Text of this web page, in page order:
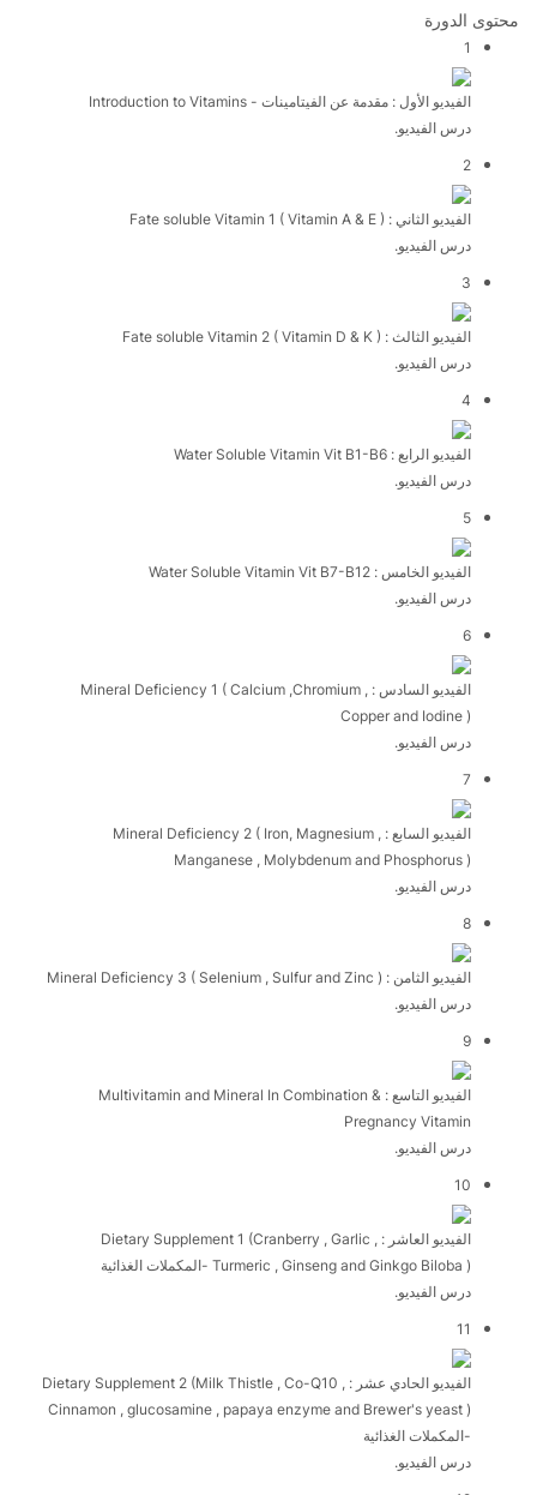
محتوى الدورة
1
الفيديو الأول : مقدمة عن الفيتامينات - Introduction to Vitamins
درس الفيديو.
2
الفيديو الثاني : Fate soluble Vitamin 1 ( Vitamin A & E )
درس الفيديو.
3
الفيديو الثالث : Fate soluble Vitamin 2 ( Vitamin D & K )
درس الفيديو.
4
الفيديو الرابع : Water Soluble Vitamin Vit B1-B6
درس الفيديو.
5
الفيديو الخامس : Water Soluble Vitamin Vit B7-B12
درس الفيديو.
6
الفيديو السادس : Mineral Deficiency 1 ( Calcium ,Chromium ,
Copper and Iodine )
درس الفيديو.
7
الفيديو السابع : Mineral Deficiency 2 ( Iron, Magnesium ,
Manganese , Molybdenum and Phosphorus )
درس الفيديو.
8
الفيديو الثامن : ( Mineral Deficiency 3 ( Selenium , Sulfur and Zinc
درس الفيديو.
9
الفيديو التاسع : Multivitamin and Mineral In Combination &
Pregnancy Vitamin
درس الفيديو.
10
الفيديو العاشر : Dietary Supplement 1 (Cranberry , Garlic ,
Turmeric , Ginseng and Ginkgo Biloba ) -المكملات الغذائية
درس الفيديو.
11
الفيديو الحادي عشر : Dietary Supplement 2 (Milk Thistle , Co-Q10 ,
Cinnamon , glucosamine , papaya enzyme and Brewer's yeast )
-المكملات الغذائية
درس الفيديو.